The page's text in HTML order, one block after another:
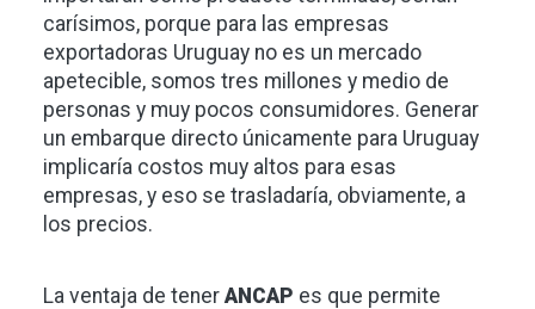
carísimos, porque para las empresas
exportadoras Uruguay no es un mercado
apetecible, somos tres millones y medio de
personas y muy pocos consumidores. Generar
un embarque directo únicamente para Uruguay
implicaría costos muy altos para esas
empresas, y eso se trasladaría, obviamente, a
los precios.
La ventaja de tener ANCAP es que permite